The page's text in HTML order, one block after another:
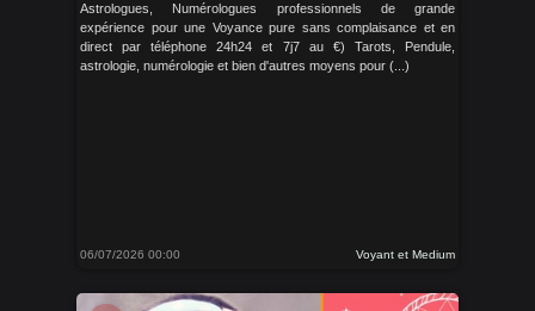
Astrologues, Numérologues professionnels de grande
expérience pour une Voyance pure sans complaisance et en
direct par téléphone 24h24 et 7j7 au €) Tarots, Pendule,
astrologie, numérologie et bien d'autres moyens pour (...)
06/07/2026 00:00 Voyant et Medium